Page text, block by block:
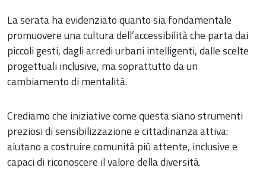
La serata ha evidenziato quanto sia fondamentale
promuovere una cultura dell’accessibilità che parta dai
piccoli gesti, dagli arredi urbani intelligenti, dalle scelte
progettuali inclusive, ma soprattutto da un
cambiamento di mentalità.
Crediamo che iniziative come questa siano strumenti
preziosi di sensibilizzazione e cittadinanza attiva:
aiutano a costruire comunità più attente, inclusive e
capaci di riconoscere il valore della diversità.